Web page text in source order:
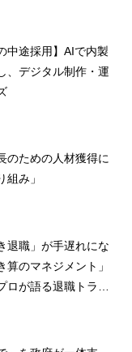
中途採用】AIで内製
、デジタル制作・運
のための人材獲得に
み」
退職」が手遅れにな
のマネジメント」
ロが語る退職トラブ